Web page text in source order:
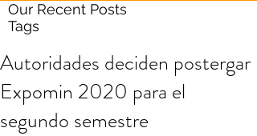
Our Recent Posts
Tags
Autoridades deciden postergar
Expomin 2020 para el
segundo semestre